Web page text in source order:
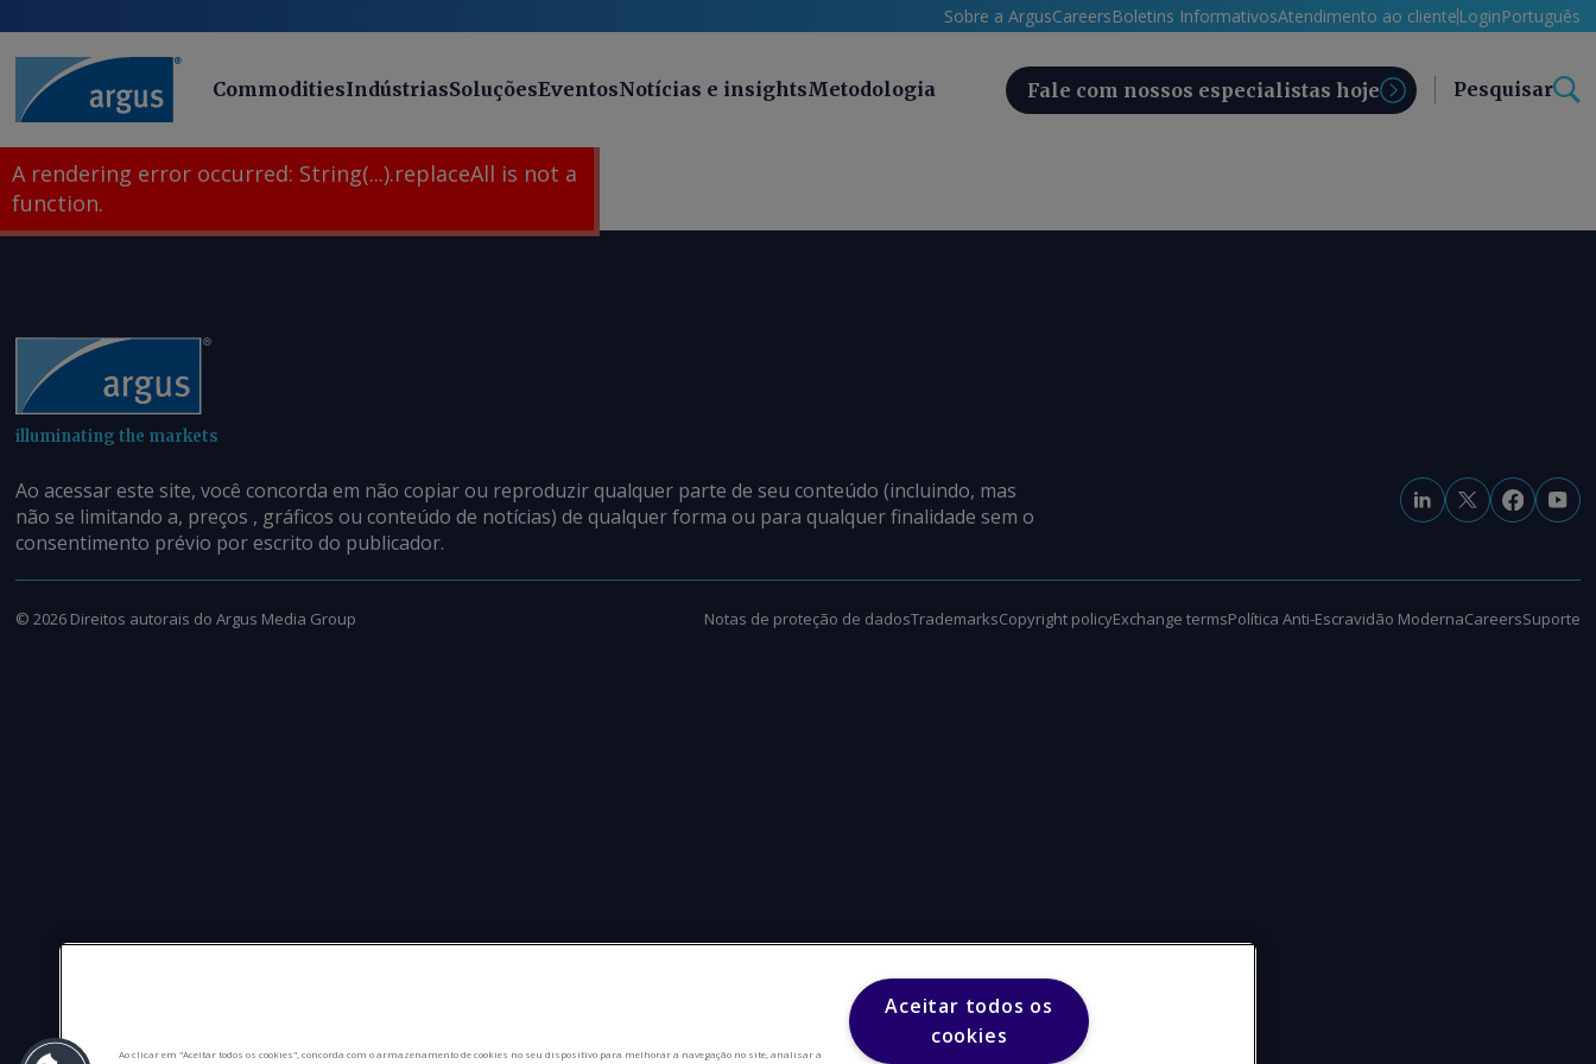
Sobre a ArgusCareersBoletins InformativosAtendimento ao cliente LoginPortuguês
CommoditiesIndústriasSoluçõesEventosNotícias e insightsMetodologia Fale com nossos especialistas hoje Pesquisar
A rendering error occurred: String(...).replaceAll is not a
function.
illuminating the markets
Ao acessar este site, você concorda em não copiar ou reproduzir qualquer parte de seu conteúdo (incluindo, mas
não se limitando a, preços , gráficos ou conteúdo de notícias) de qualquer forma ou para qualquer finalidade sem o
consentimento prévio por escrito do publicador.
© 2026 Direitos autorais do Argus Media Group Notas de proteção de dadosTrademarksCopyright policyExchange termsPolítica Anti-Escravidão ModernaCareersSuporte
Ao clicar em "Aceitar todos os cookies", concorda com o armazenamento de cookies no seu dispositivo para melhorar a navegação no site, analisar a
Aceitar todos os
cookies